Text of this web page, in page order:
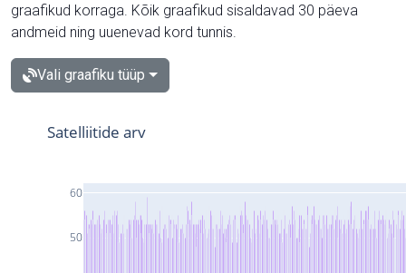
graafikud korraga. Kõik graafikud sisaldavad 30 päeva
andmeid ning uuenevad kord tunnis.
Vali graafiku tüüp
50
60
Satelliitide arv